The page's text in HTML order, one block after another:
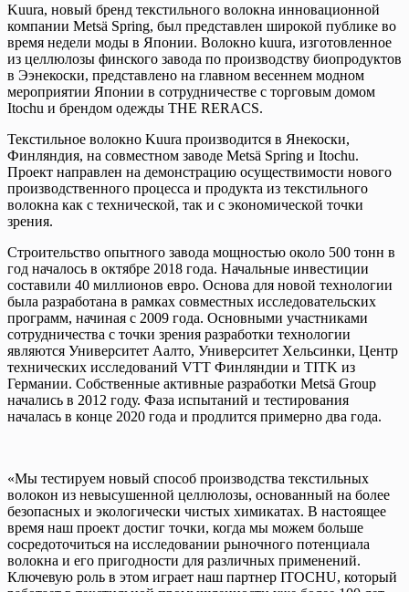
Kuura, новый бренд текстильного волокна инновационной
компании Metsä Spring, был представлен широкой публике во
время недели моды в Японии. Волокно kuura, изготовленное
из целлюлозы финского завода по производству биопродуктов
в Ээнекоски, представлено на главном весеннем модном
мероприятии Японии в сотрудничестве с торговым домом
Itochu и брендом одежды THE RERACS.
Текстильное волокно Kuura производится в Янекоски,
Финляндия, на совместном заводе Metsä Spring и Itochu.
Проект направлен на демонстрацию осуществимости нового
производственного процесса и продукта из текстильного
волокна как с технической, так и с экономической точки
зрения.
Строительство опытного завода мощностью около 500 тонн в
год началось в октябре 2018 года. Начальные инвестиции
составили 40 миллионов евро. Основа для новой технологии
была разработана в рамках совместных исследовательских
программ, начиная с 2009 года. Основными участниками
сотрудничества с точки зрения разработки технологии
являются Университет Аалто, Университет Хельсинки, Центр
технических исследований VTT Финляндии и TITK из
Германии. Собственные активные разработки Metsä Group
начались в 2012 году. Фаза испытаний и тестирования
началась в конце 2020 года и продлится примерно два года.
«Мы тестируем новый способ производства текстильных
волокон из невысушенной целлюлозы, основанный на более
безопасных и экологически чистых химикатах. В настоящее
время наш проект достиг точки, когда мы можем больше
сосредоточиться на исследовании рыночного потенциала
волокна и его пригодности для различных применений.
Ключевую роль в этом играет наш партнер ITOCHU, который